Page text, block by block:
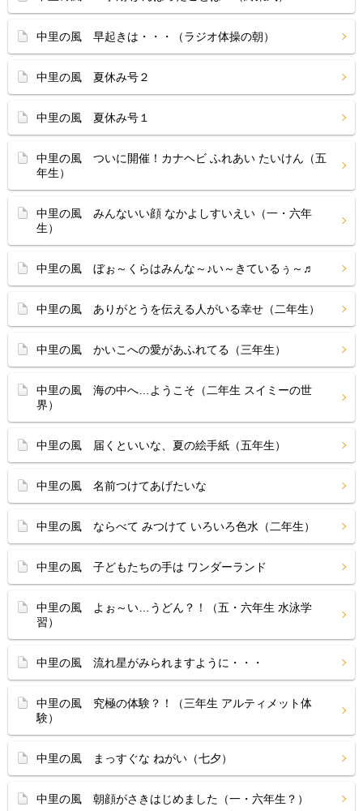
中里の風 早起きは・・・（ラジオ体操の朝）
中里の風 夏休み号２
中里の風 夏休み号１
中里の風 ついに開催！カナヘビ ふれあい たいけん（五
年生）
中里の風 みんないい顔 なかよしすいえい（一・六年
生）
中里の風 ぼぉ～くらはみんな～♪い～きているぅ～♬
中里の風 ありがとうを伝える人がいる幸せ（二年生）
中里の風 かいこへの愛があふれてる（三年生）
中里の風 海の中へ…ようこそ（二年生 スイミーの世
界）
中里の風 届くといいな、夏の絵手紙（五年生）
中里の風 名前つけてあげたいな
中里の風 ならべて みつけて いろいろ色水（二年生）
中里の風 子どもたちの手は ワンダーランド
中里の風 よぉ～い…うどん？！（五・六年生 水泳学
習）
中里の風 流れ星がみられますように・・・
中里の風 究極の体験？！（三年生 アルティメット体
験）
中里の風 まっすぐな ねがい（七夕）
中里の風 朝顔がさきはじめました（一・六年生？）